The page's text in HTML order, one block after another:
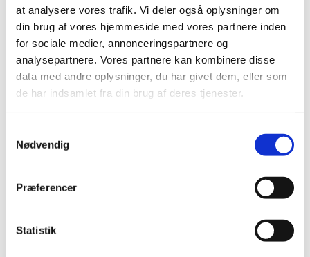
at analysere vores trafik. Vi deler også oplysninger om
din brug af vores hjemmeside med vores partnere inden
for sociale medier, annonceringspartnere og
analysepartnere. Vores partnere kan kombinere disse
data med andre oplysninger, du har givet dem, eller som
de har indsamlet fra din brug af deres tjenester.
Nødvendig
Præferencer
Statistik
Specifikationer
Brand HARO
Andre har også kigget